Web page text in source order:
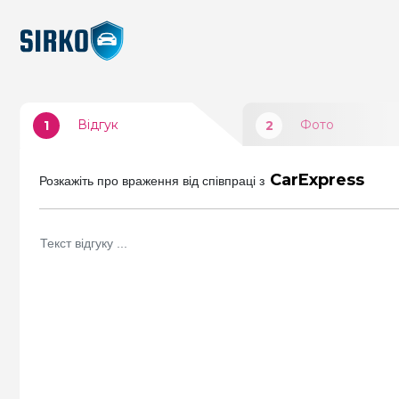
1 Відгук 2 Фото
Розкажіть про враження від співпраці з CarExpress